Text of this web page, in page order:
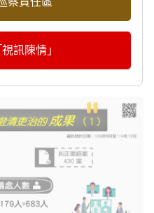
訊陳情」